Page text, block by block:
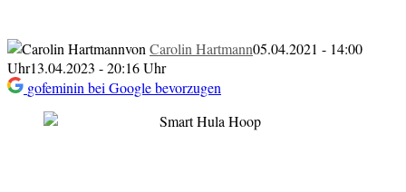
von Carolin Hartmann05.04.2021 - 14:00
Uhr13.04.2023 - 20:16 Uhr
gofeminin bei Google bevorzugen